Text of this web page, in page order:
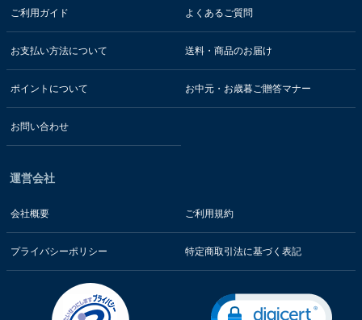
ご利用ガイド よくあるご質問
お支払い方法について 送料・商品のお届け
ポイントについて お中元・お歳暮ご贈答マナー
お問い合わせ
運営会社
会社概要 ご利用規約
プライバシーポリシー 特定商取引法に基づく表記